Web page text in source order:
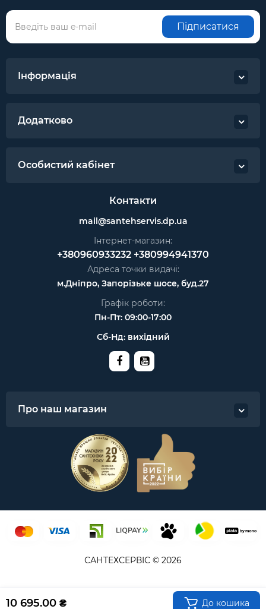
10 695.00 ₴ До кошика
Підписатися
Інформація
Додатково
Особистий кабінет
Контакти
mail@santehservis.dp.ua
Інтернет-магазин:
+380960933232 +380994941370
Адреса точки видачі:
м.Дніпро, Запорізьке шосе, буд.27
Графік роботи:
Пн-Пт: 09:00-17:00
Сб-Нд: вихідний
Про наш магазин
САНТЕХСЕРВІС © 2026